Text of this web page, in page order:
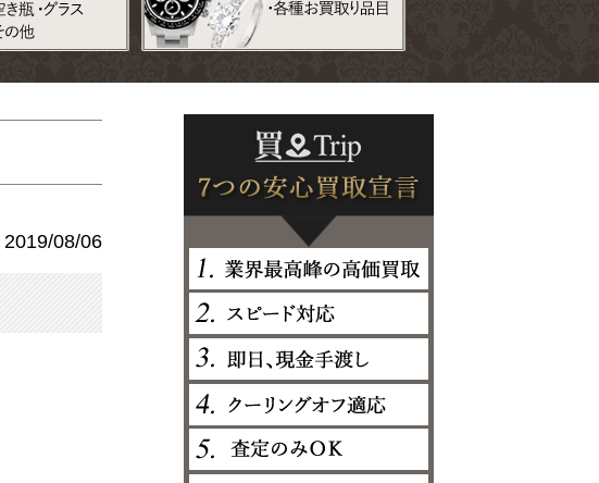
2019/08/06